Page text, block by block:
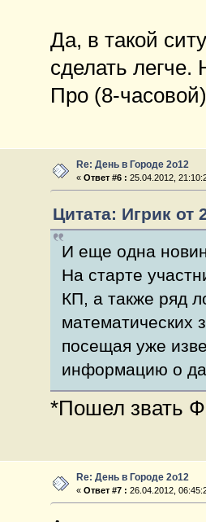
Да, в такой
сделать
Про (8-
Re: День в Городе 2о12
«Ответ #6 : 25.04.2012,
Цитата: Игрик от
И еще одна
На старте
КП, а также ряд
математических
посещая уже
информацию о
*Пошел звать
Re: День в Городе 2о12
«Ответ #7 : 26.04.2012,